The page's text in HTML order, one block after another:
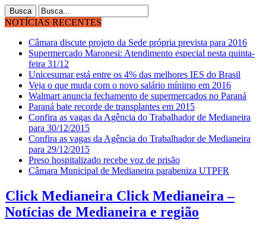
NOTÍCIAS RECENTES
Câmara discute projeto da Sede própria prevista para 2016
Supermercado Maronesi: Atendimento especial nesta quinta-
feira 31/12
Unicesumar está entre os 4% das melhores IES do Brasil
Veja o que muda com o novo salário mínimo em 2016
Walmart anuncia fechamento de supermercados no Paraná
Paraná bate recorde de transplantes em 2015
Confira as vagas da Agência do Trabalhador de Medianeira
para 30/12/2015
Confira as vagas da Agência do Trabalhador de Medianeira
para 29/12/2015
Preso hospitalizado recebe voz de prisão
Câmara Municipal de Medianeira parabeniza UTPFR
Click Medianeira Click Medianeira –
Notícias de Medianeira e região